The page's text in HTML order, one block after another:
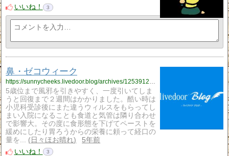
いいね！
3
鼻・ゼコウィーク
https://sunnycheeks.livedoor.blog/archives/12539122.html
5歳位まで風邪を引きやすく、一度引いてしま
うと回復まで２週間はかかりました。酷い時は
小児科受診後にまた違うウィルスをもらってし
まい入院になることも食道と気管は隣り合わせ
で影響大。その度に食形態を下げてペーストを
緩めにしたり胃ろうからの栄養に頼って経口の
量を...
日々ほお晴れ
5年前
いいね！
3